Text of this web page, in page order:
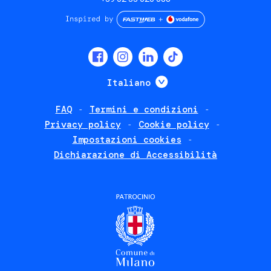
Italiano Mostra ulteriori
FAQ
Termini e condizioni
Privacy policy
Cookie policy
Impostazioni cookies
Dichiarazione di Accessibilità